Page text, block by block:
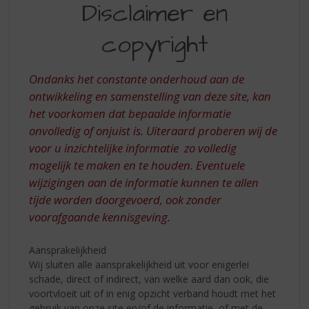
Disclaimer en
copyright
Ondanks het constante onderhoud aan de
ontwikkeling en samenstelling van deze site, kan
het voorkomen dat bepaalde informatie
onvolledig of onjuist is. Uiteraard proberen wij de
voor u inzichtelijke informatie zo volledig
mogelijk te maken en te houden. Eventuele
wijzigingen aan de informatie kunnen te allen
tijde worden doorgevoerd, ook zonder
voorafgaande kennisgeving.
Aansprakelijkheid
Wij sluiten alle aansprakelijkheid uit voor enigerlei
schade, direct of indirect, van welke aard dan ook, die
voortvloeit uit of in enig opzicht verband houdt met het